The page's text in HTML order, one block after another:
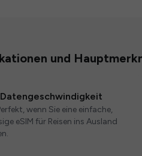
und
wenn Sie eine einfache,
eSIM für Reisen ins Ausland